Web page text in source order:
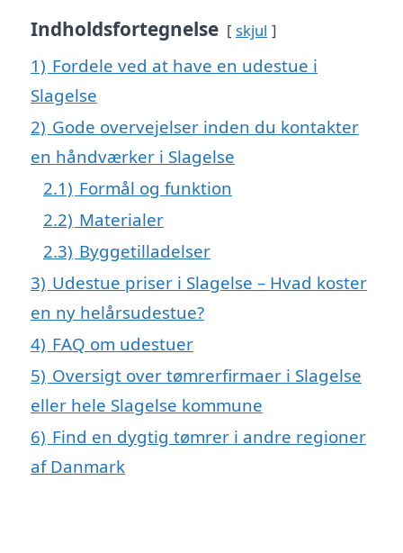
Indholdsfortegnelse skjul
1) Fordele ved at have en udestue i
Slagelse
2) Gode overvejelser inden du kontakter
en håndværker i Slagelse
2.1) Formål og funktion
2.2) Materialer
2.3) Byggetilladelser
3) Udestue priser i Slagelse – Hvad koster
en ny helårsudestue?
4) FAQ om udestuer
5) Oversigt over tømrerfirmaer i Slagelse
eller hele Slagelse kommune
6) Find en dygtig tømrer i andre regioner
af Danmark